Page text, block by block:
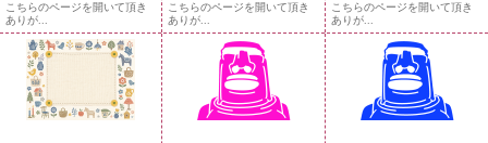
こちらのページを開いて頂き
ありが...
こちらのページを開いて頂き
ありが...
こちらのページを開いて頂き
ありが...